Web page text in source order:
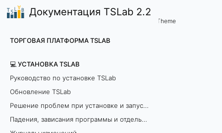
Документация TSLab 2.2
ТОРГОВАЯ ПЛАТФОРМА TSLAB
💻 УСТАНОВКА TSLAB
Руководство по установке TSLab
Обновление TSLab
Решение проблем при установке и запуске программы
Падения, зависания программы и отдельных модулей
💼 Поставщики данных
Решения возможных
h
Theme